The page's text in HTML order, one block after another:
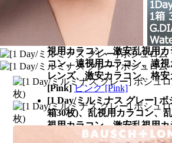
ン [Green]
グリーン [Green]
[1 Day/ミルミナス グレー]
箱30枚)、乱視用カラコン、
視用カラコン、激安乱視用
コン、遠視用カラコン、遠
レンズ、激安カラコン、格
[Pink] ピンク [Pink]
[1 Day/ミルミナス グレー] ボ
箱30枚)、乱視用カラコン、
視用カラコン、激安乱視用
コン、遠視用カラコン、遠